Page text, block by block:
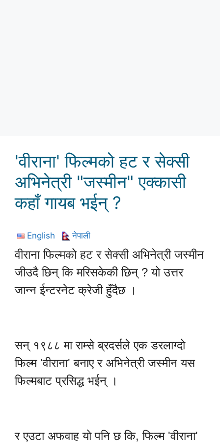
'वीराना' फिल्मको हट र सेक्सी
अभिनेत्री "जस्मीन" एक्कासी
कहाँ गायब भईन् ?
English नेपाली
वीराना फिल्मको हट र सेक्सी अभिनेत्री जस्मीन
जीउदै छिन् कि मरिसकेकी छिन् ? यो उत्तर
जान्न ईन्टरनेट क्रेजी हुँदैछ ।
सन् १९८८ मा राम्से ब्रदर्सले एक डरलाग्दो
फिल्म 'वीराना' बनाए र अभिनेत्री जस्मीन यस
फिल्मबाट प्रसिद्ध भईन् ।
र एउटा अफवाह यो पनि छ कि, फिल्म 'वीराना'